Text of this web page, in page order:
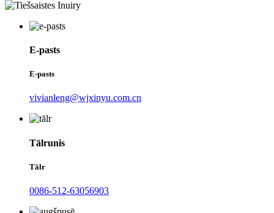
E-pasts
E-pasts
vivianleng@wjxinyu.com.cn
Tālrunis
Tālr
0086-512-63056903